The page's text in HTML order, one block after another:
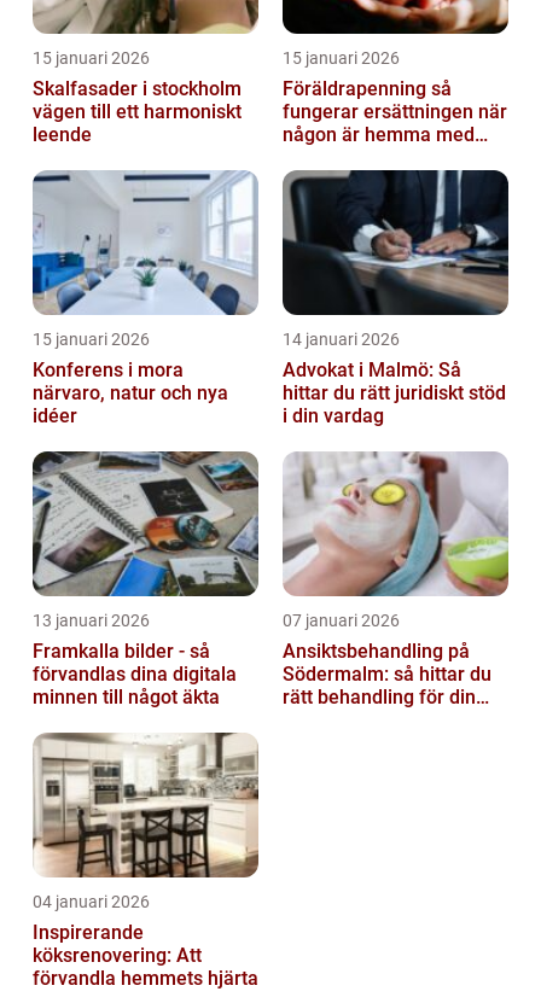
15 januari 2026
Skalfasader i stockholm
vägen till ett harmoniskt
leende
15 januari 2026
Föräldrapenning så
fungerar ersättningen när
någon är hemma med
15 januari 2026
Konferens i mora
närvaro, natur och nya
idéer
14 januari 2026
Advokat i Malmö: Så
hittar du rätt juridiskt stöd
i din vardag
13 januari 2026
Framkalla bilder - så
förvandlas dina digitala
minnen till något äkta
07 januari 2026
Ansiktsbehandling på
Södermalm: så hittar du
rätt behandling för din
04 januari 2026
Inspirerande
köksrenovering: Att
förvandla hemmets hjärta